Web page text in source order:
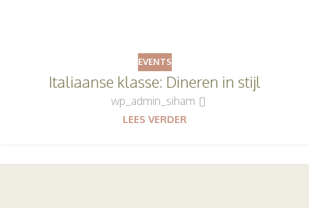
EVENTS
Italiaanse klasse: Dineren in stijl
wp_admin_siham
LEES VERDER